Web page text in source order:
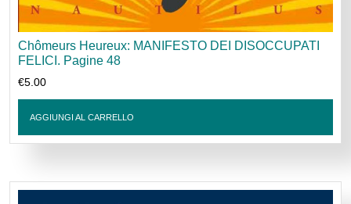
Chômeurs Heureux: MANIFESTO DEI DISOCCUPATI
FELICI. Pagine 48
€5.00
AGGIUNGI AL CARRELLO